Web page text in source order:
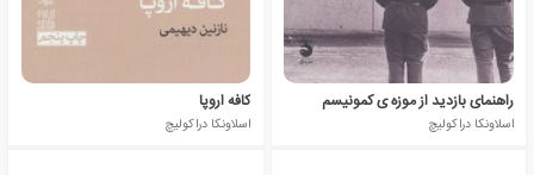
راهنمای بازدید از موزه ی کمونیسم
اسلاونکا دراکولیچ
کافه اروپا
اسلاونکا دراکولیچ